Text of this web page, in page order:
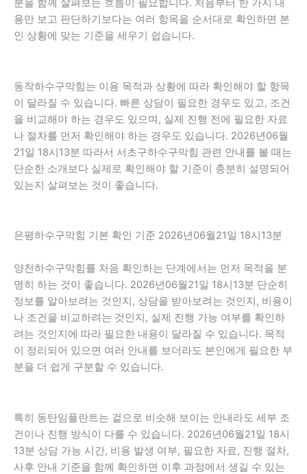
분을 함께 살펴보는 흐름이 필요합니다. 처음부터 한 가지 내
용만 보고 판단하기보다는 여러 항목을 순서대로 확인하면 본
인 상황에 맞는 기준을 세우기 쉽습니다.
동작하수구막힘는 이용 목적과 상황에 따라 확인해야 할 항목
이 달라질 수 있습니다. 빠른 상담이 필요한 경우도 있고, 조건
을 비교해야 하는 경우도 있으며, 실제 진행 전에 필요한 자료
나 절차를 먼저 확인해야 하는 경우도 있습니다. 2026년06월
21일 18시13분 따라서 서초구하수구막힘 관련 안내를 볼 때는
단순한 소개보다 실제로 확인해야 할 기준이 충분히 설명되어
있는지 살펴보는 것이 좋습니다.
은평하수구막힘 기본 확인 기준 2026년06월21일 18시13분
양천하수구막힘를 처음 확인하는 단계에서는 먼저 목적을 분
명히 하는 것이 좋습니다. 2026년06월21일 18시13분 단순히
정보를 알아보려는 것인지, 상담을 받아보려는 것인지, 비용이
나 조건을 비교하려는 것인지, 실제 진행 가능 여부를 확인하
려는 것인지에 따라 필요한 내용이 달라질 수 있습니다. 목적
이 정리되어 있으면 여러 안내를 보더라도 본인에게 필요한 부
분을 더 쉽게 구분할 수 있습니다.
특히 동탄임플란트는 겉으로 비슷해 보이는 안내라도 세부 조
건이나 진행 방식이 다를 수 있습니다. 2026년06월21일 18시
13분 상담 가능 시간, 비용 발생 여부, 필요한 자료, 진행 절차,
사후 안내 기준을 함께 확인하면 이후 과정에서 생길 수 있는